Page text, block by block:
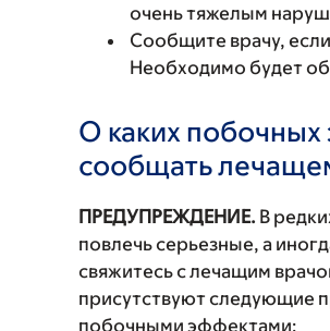
очень тяжелым
Сообщите врачу,
Необходимо будет
О каких
сообщать
ПРЕДУПРЕЖДЕНИЕ. В
повлечь серьезные, а
свяжитесь с лечащим
присутствуют следующие
побочными эффектами: